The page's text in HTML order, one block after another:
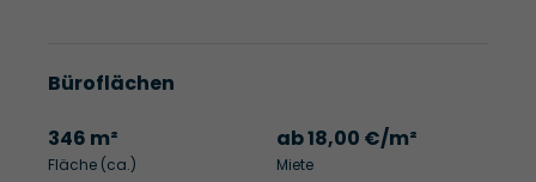
Büroflächen
346 m²
Fläche (ca.)
ab 18,00 €/m²
Miete